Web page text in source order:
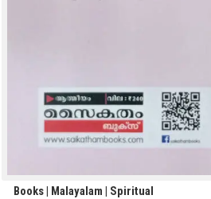
Books | Malayalam | Spiritual